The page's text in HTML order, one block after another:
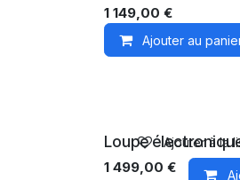
1 149,00 €
Ajouter au
Loupe
1 499,00 €
Ajouter à la